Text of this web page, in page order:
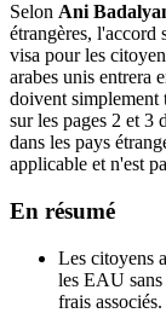
Selon Ani
étrangères, l'accord
visa pour les
arabes unis entrera
doivent simplement
sur les pages 2 et 3
dans les pays
applicable et n'est
En résumé
Les citoyens
les EAU sans
frais associés.